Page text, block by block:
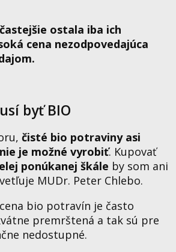
ostala iba ich
cena nezodpovedajúca
byť BIO
čisté bio potraviny asi
je možné vyrobiť. Kupovať
ponúkanej škále by som ani
MUDr. Peter Chlebo.
bio potravín je často
premrštená a tak sú pre
nedostupné.